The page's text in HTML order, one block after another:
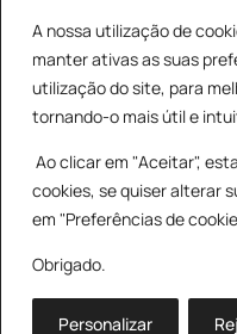
A nossa utilização de
manter ativas as suas
utilização do site, para
tornando-o mais útil e
Ao clicar em "Aceitar",
cookies, se quiser alterar
em "Preferências de
Obrigado.
Personalizar
© All